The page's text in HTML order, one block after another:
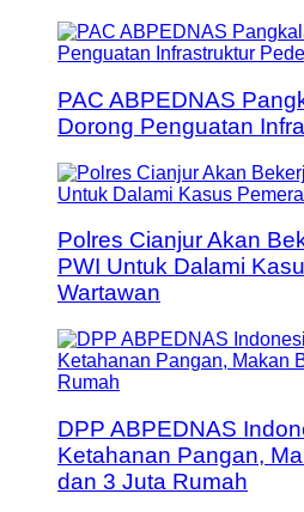
PAC ABPEDNAS
Dorong Penguatan
Polres Cianjur Akan
PWI Untuk Dalami
Wartawan
DPP ABPEDNAS
Ketahanan Pangan,
dan 3 Juta Rumah